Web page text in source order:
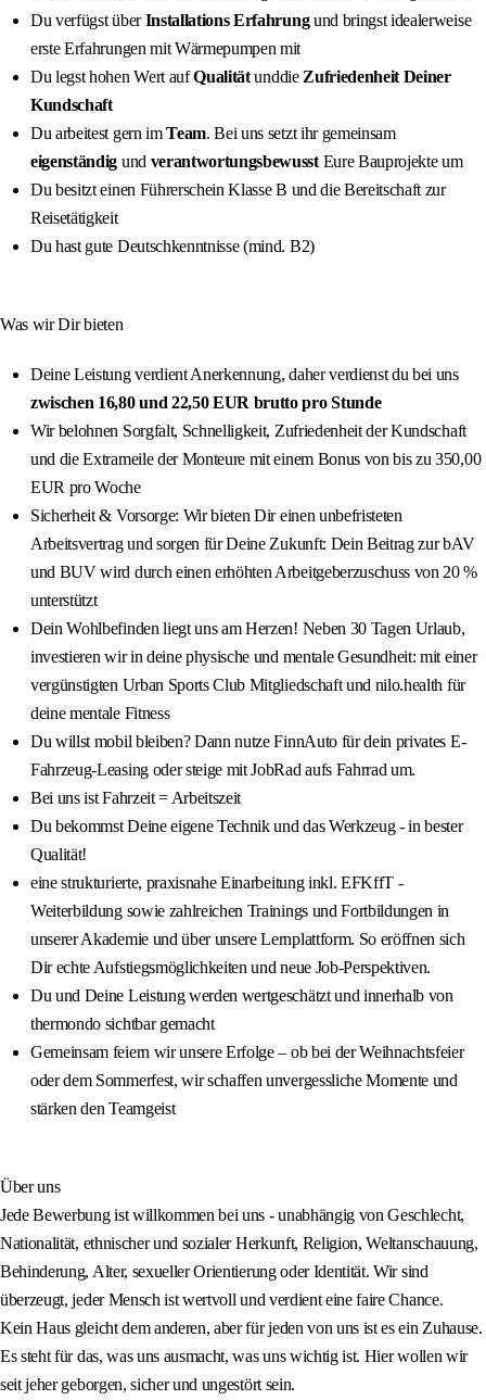
Du verfügst überInstallations Erfahrungund bringst idealerweise
erste Erfahrungen mit Wärmepumpen mit
Du legst hohen Wert aufQualitätunddieZufriedenheit Deiner
Kundschaft
Du arbeitest gern imTeam. Bei uns setzt ihr gemeinsam
eigenständig und verantwortungsbewusst Eure Bauprojekte um
Du besitzt einen Führerschein Klasse B und die Bereitschaft zur
Reisetätigkeit
Du hast gute Deutschkenntnisse (mind. B2)
Was wir Dir bieten
Deine Leistung verdient Anerkennung, daher verdienst du bei uns
zwischen 16,80 und 22,50 EUR brutto pro Stunde
Wir belohnen Sorgfalt, Schnelligkeit, Zufriedenheit der Kundschaft
und die Extrameile der Monteure mit einem Bonus von bis zu 350,00
EUR pro Woche
Sicherheit & Vorsorge: Wir bieten Dir einen unbefristeten
Arbeitsvertrag und sorgen für Deine Zukunft: Dein Beitrag zur bAV
und BUV wird durch einen erhöhten Arbeitgeberzuschuss von 20 %
unterstützt
Dein Wohlbefinden liegt uns am Herzen! Neben 30 Tagen Urlaub,
investieren wir in deine physische und mentale Gesundheit: mit einer
vergünstigten Urban Sports Club Mitgliedschaft und nilo.health für
deine mentale Fitness
Du willst mobil bleiben? Dann nutze FinnAuto für dein privates E-
Fahrzeug-Leasing oder steige mit JobRad aufs Fahrrad um.
Bei uns ist Fahrzeit = Arbeitszeit
Du bekommst Deine eigene Technik und das Werkzeug - in bester
Qualität!
eine strukturierte, praxisnahe Einarbeitung inkl. EFKffT -
Weiterbildung sowie zahlreichen Trainings und Fortbildungen in
unserer Akademie und über unsere Lernplattform. So eröffnen sich
Dir echte Aufstiegsmöglichkeiten und neue Job-Perspektiven.
Du und Deine Leistung werden wertgeschätzt und innerhalb von
thermondo sichtbar gemacht
Gemeinsam feiern wir unsere Erfolge – ob bei der Weihnachtsfeier
oder dem Sommerfest, wir schaffen unvergessliche Momente und
stärken den Teamgeist
Über uns
Jede Bewerbung ist willkommen bei uns - unabhängig von Geschlecht,
Nationalität, ethnischer und sozialer Herkunft, Religion, Weltanschauung,
Behinderung, Alter, sexueller Orientierung oder Identität. Wir sind
überzeugt, jeder Mensch ist wertvoll und verdient eine faire Chance.
Kein Haus gleicht dem anderen, aber für jeden von uns ist es ein Zuhause.
Es steht für das, was uns ausmacht, was uns wichtig ist. Hier wollen wir
seit jeher geborgen, sicher und ungestört sein.